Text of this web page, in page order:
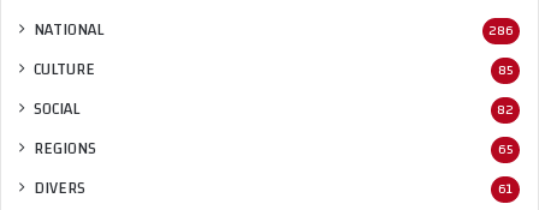
NATIONAL 286
CULTURE 85
SOCIAL 82
REGIONS 65
DIVERS 61